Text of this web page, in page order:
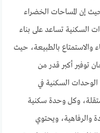
إن المساحات الخضراء
السكنية تساعد على بناء
والاستمتاع بالطبيعة، حيث
توفير أكبر قدر من
السكنية في
وكل وحدة سكنية
والرفاهية، ويحتوي